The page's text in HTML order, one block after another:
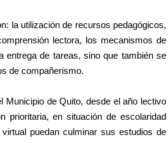
la utilización de recursos pedagógicos,
lectora, los mecanismos de
entrega de tareas, sino que también se
de compañerismo.
de Quito, desde el año lectivo
prioritaria, en situación de escolaridad
puedan culminar sus estudios de